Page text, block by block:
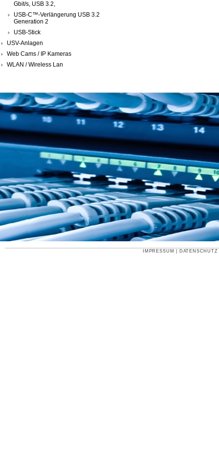
Gbit/s, USB 3.2,
USB-C™-Verlängerung USB 3.2
Generation 2
USB-Stick
USV-Anlagen
Web Cams / IP Kameras
WLAN / Wireless Lan
IMPRESSUM DATENSCHUTZ